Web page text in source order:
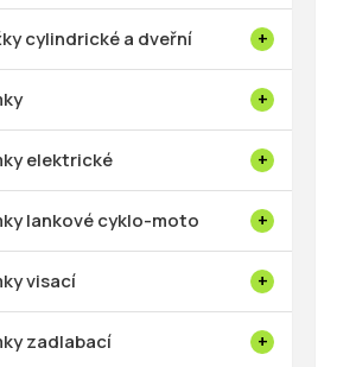
cylindrické a dveřní
elektrické
lankové cyklo-moto
visací
zadlabací